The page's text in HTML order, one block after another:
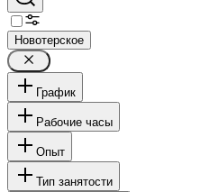
Новотерское
График
Рабочие часы
Опыт
Тип занятости